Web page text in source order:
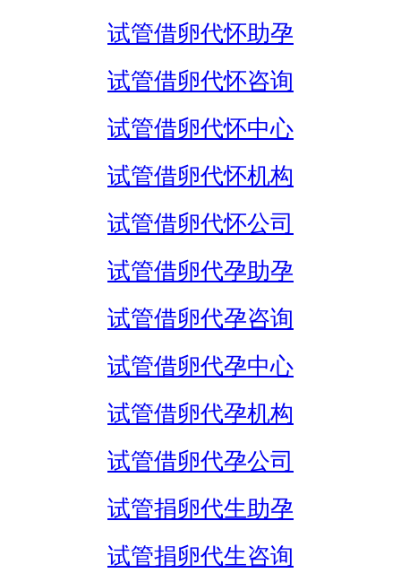
试管借卵代怀助孕
试管借卵代怀咨询
试管借卵代怀中心
试管借卵代怀机构
试管借卵代怀公司
试管借卵代孕助孕
试管借卵代孕咨询
试管借卵代孕中心
试管借卵代孕机构
试管借卵代孕公司
试管捐卵代生助孕
试管捐卵代生咨询